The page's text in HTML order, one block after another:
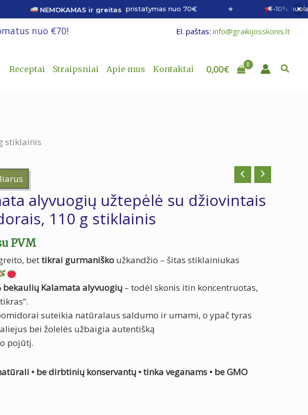
NEMOKAMAS ir greitaspristatymas nuo 70€ -10% nuolaida
×
nuo €70! El. paštas: info@graikijosskonis.lt
Receptai Straipsniai Apie mus Kontaktai 0,00€
stiklainis
alyvuogių užtepėlė su džiovintais
110 g stiklainis
PVM
bettikrai gurmaniško užkandžio – šitas stiklainiukas
bekaulių Kalamata alyvuogių – todėl skonis itin koncentruotas,
suteikia natūralaus saldumo ir umami, o ypač tyras
bei žolelės užbaigia autentišką
pojūtį.
• be dirbtinių konservantų • tinka veganams • be GMO